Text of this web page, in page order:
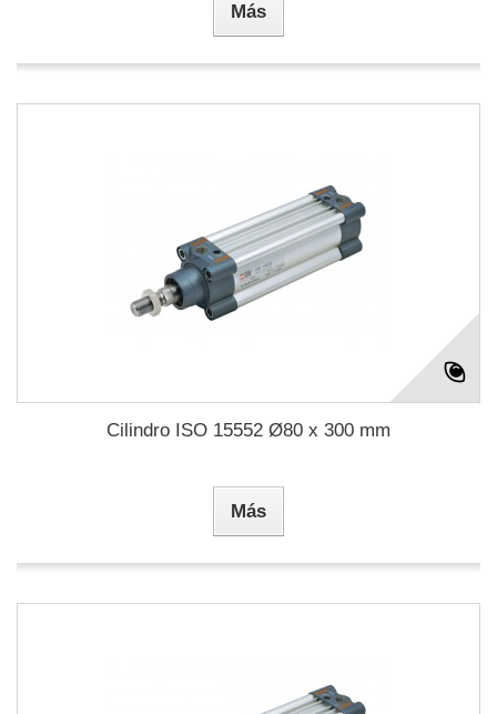
Más
Cilindro ISO 15552 Ø80 x 300 mm
Más